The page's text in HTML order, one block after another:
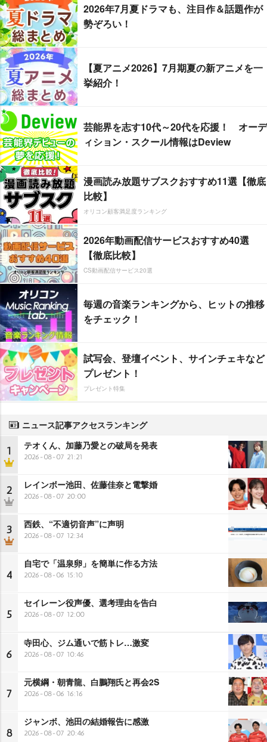
2026年7月夏ドラマも、注目作＆話題作が
勢ぞろい！
【夏アニメ2026】7月期夏の新アニメを一
挙紹介！
芸能界を志す10代～20代を応援！ オーデ
ィション・スクール情報はDeview
漫画読み放題サブスクおすすめ11選【徹底
比較】
オリコン顧客満足度ランキング
2026年動画配信サービスおすすめ40選
【徹底比較】
CS動画配信サービス20選
毎週の音楽ランキングから、ヒットの推移
をチェック！
試写会、登壇イベント、サインチェキなど
プレゼント！
プレゼント特集
ニュース記事アクセスランキング
1 テオくん、加藤乃愛との破局を発表
2026-08-07 21:21
2 レインボー池田、佐藤佳奈と電撃婚
2026-08-07 20:00
3 西鉄、“不適切音声”に声明
2026-08-07 12:34
4
自宅で「温泉卵」を簡単に作る方法
2026-08-06 15:10
5
セイレーン役声優、選考理由を告白
2026-08-07 12:00
6
寺田心、ジム通いで筋トレ…激変
2026-08-07 10:46
7
元横綱・朝青龍、白鵬翔氏と再会2S
2026-08-06 16:16
8
ジャンボ、池田の結婚報告に感激
2026-08-07 20:46